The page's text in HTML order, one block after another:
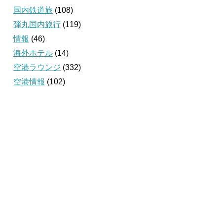
国内鉄道旅 (108)
弾丸国内旅行 (119)
情報 (46)
海外ホテル (14)
空港ラウンジ (332)
空港情報 (102)